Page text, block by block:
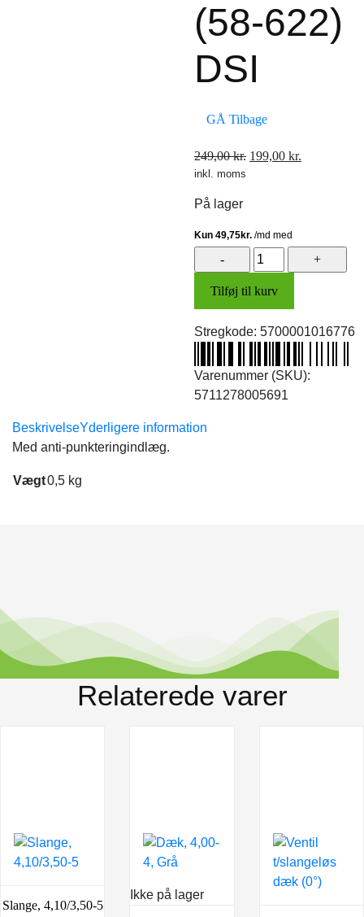
(58-622)
DSI
GÅ Tilbage
249,00kr. Den
249,00 kr..
199,00 kr.
inkl. moms
På lager
Dæk
29x2.25
(58-
622)
DSI
Tilføj til kurv
Stregkode: 5700001016776
Varenummer (SKU):
5711278005691
BeskrivelseYderligere information
Med anti-punkteringindlæg.
Vægt0,5 kg
Relaterede varer
Slange, 4,10/3,50-5
Ikke på lager